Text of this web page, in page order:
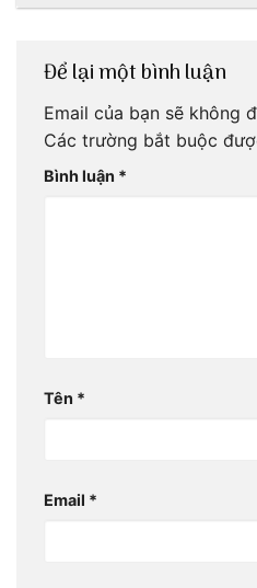
Để lại một bình luận
Email của bạn sẽ không
Các trường bắt buộc
Bình luận *
Tên *
Email *